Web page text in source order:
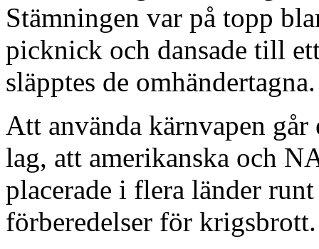
Stämningen var på topp
picknick och dansade till
släpptes de omhändertagna.
Att använda kärnvapen
lag, att amerikanska och
placerade i flera länder
förberedelser för krigsbrott.